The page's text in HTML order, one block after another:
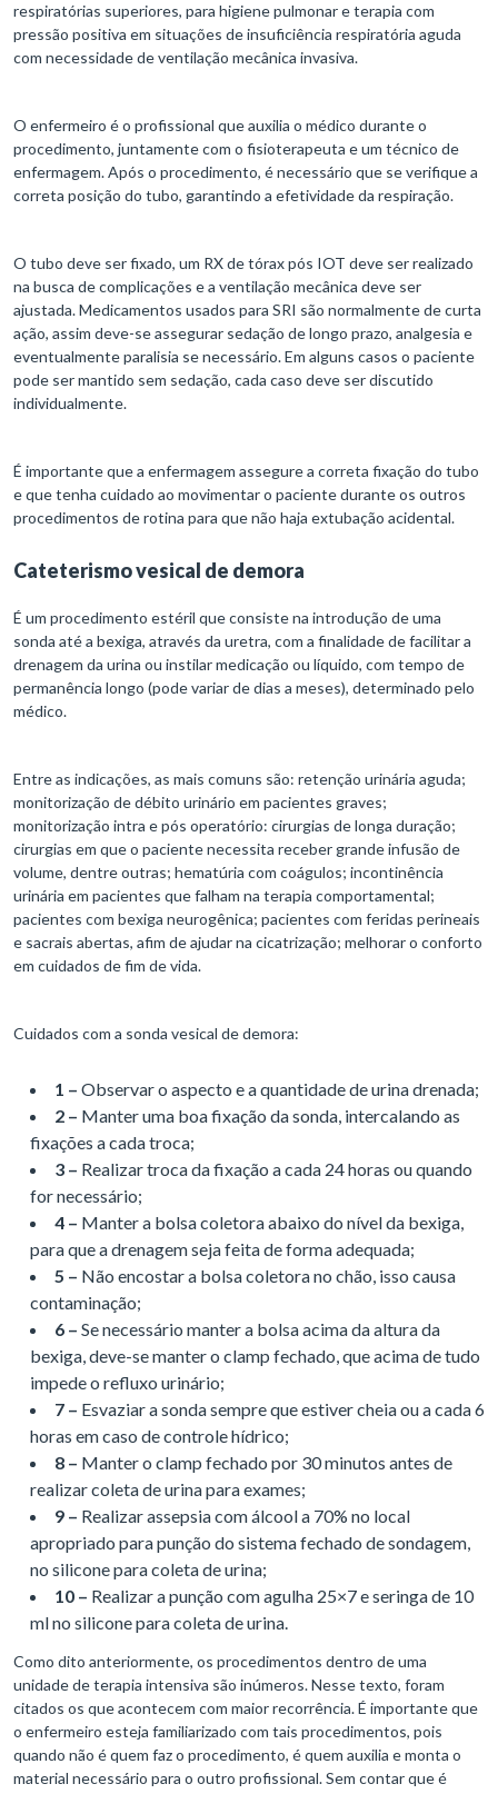
respiratórias superiores, para higiene pulmonar e terapia com
pressão positiva em situações de insuficiência respiratória aguda
com necessidade de ventilação mecânica invasiva.
O enfermeiro é o profissional que auxilia o médico durante o
procedimento, juntamente com o fisioterapeuta e um técnico de
enfermagem. Após o procedimento, é necessário que se verifique a
correta posição do tubo, garantindo a efetividade da respiração.
O tubo deve ser fixado, um RX de tórax pós IOT deve ser realizado
na busca de complicações e a ventilação mecânica deve ser
ajustada. Medicamentos usados para SRI são normalmente de curta
ação, assim deve-se assegurar sedação de longo prazo, analgesia e
eventualmente paralisia se necessário. Em alguns casos o paciente
pode ser mantido sem sedação, cada caso deve ser discutido
individualmente.
É importante que a enfermagem assegure a correta fixação do tubo
e que tenha cuidado ao movimentar o paciente durante os outros
procedimentos de rotina para que não haja extubação acidental.
Cateterismo vesical de demora
É um procedimento estéril que consiste na introdução de uma
sonda até a bexiga, através da uretra, com a finalidade de facilitar a
drenagem da urina ou instilar medicação ou líquido, com tempo de
permanência longo (pode variar de dias a meses), determinado pelo
médico.
Entre as indicações, as mais comuns são: retenção urinária aguda;
monitorização de débito urinário em pacientes graves;
monitorização intra e pós operatório: cirurgias de longa duração;
cirurgias em que o paciente necessita receber grande infusão de
volume, dentre outras; hematúria com coágulos; incontinência
urinária em pacientes que falham na terapia comportamental;
pacientes com bexiga neurogênica; pacientes com feridas perineais
e sacrais abertas, afim de ajudar na cicatrização; melhorar o conforto
em cuidados de fim de vida.
Cuidados com a sonda vesical de demora:
1 – Observar o aspecto e a quantidade de urina drenada;
2 – Manter uma boa fixação da sonda, intercalando as
fixações a cada troca;
3 – Realizar troca da fixação a cada 24 horas ou quando
for necessário;
4 – Manter a bolsa coletora abaixo do nível da bexiga,
para que a drenagem seja feita de forma adequada;
5 – Não encostar a bolsa coletora no chão, isso causa
contaminação;
6 – Se necessário manter a bolsa acima da altura da
bexiga, deve-se manter o clamp fechado, que acima de tudo
impede o refluxo urinário;
7 – Esvaziar a sonda sempre que estiver cheia ou a cada 6
horas em caso de controle hídrico;
8 – Manter o clamp fechado por 30 minutos antes de
realizar coleta de urina para exames;
9 – Realizar assepsia com álcool a 70% no local
apropriado para punção do sistema fechado de sondagem,
no silicone para coleta de urina;
10 – Realizar a punção com agulha 25×7 e seringa de 10
ml no silicone para coleta de urina.
Como dito anteriormente, os procedimentos dentro de uma
unidade de terapia intensiva são inúmeros. Nesse texto, foram
citados os que acontecem com maior recorrência. É importante que
o enfermeiro esteja familiarizado com tais procedimentos, pois
quando não é quem faz o procedimento, é quem auxilia e monta o
material necessário para o outro profissional. Sem contar que é